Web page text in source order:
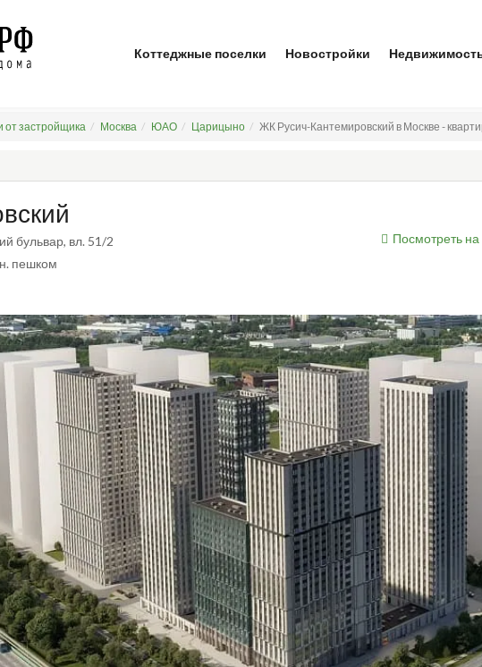
Коттеджные поселки Новостройки
от застройщика Москва ЮАО Царицыно ЖК Русич-Кантемировский в Москве -
бульвар, вл. 51/2
пешком
Посмотреть на